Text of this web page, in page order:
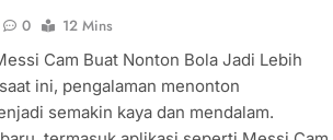
0
12 Mins
Cam Buat Nonton Bola Jadi Lebih
ini, pengalaman menonton
semakin kaya dan mendalam.